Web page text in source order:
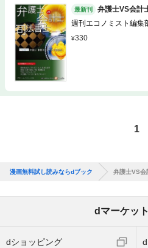
最新刊
弁護士VS会
週刊エコノミスト編集
330
1
漫画無料試し読みならdブック 弁護士VS
dマーケッ
dショッピング